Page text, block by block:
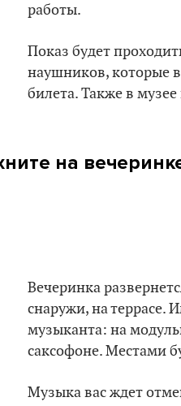
работы.
Показ будет
наушников, которые
билета. Также в
на
Вечеринка
снаружи, на террасе.
музыканта: на
саксофоне. Местами
Музыка вас ждет